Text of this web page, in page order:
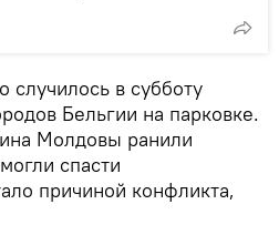
случилось в субботу
Бельгии на парковке.
Молдовы ранили
спасти
причиной конфликта,